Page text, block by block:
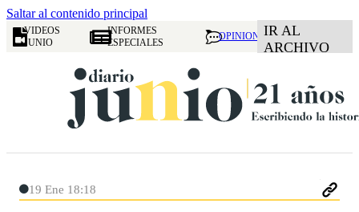
Saltar al contenido principal
VIDEOS
JUNIO
INFORMES
ESPECIALES
OPINION IR AL
ARCHIVO
19 Ene 18:18